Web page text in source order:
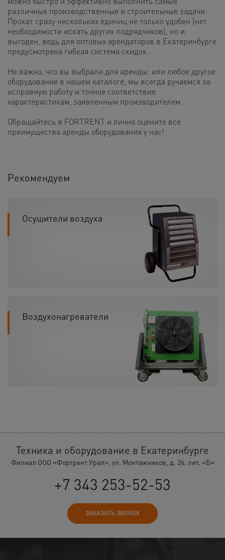
различные производственные и строительные задачи.
Прокат сразу нескольких единиц не только удобен (нет
необходимости искать других подрядчиков), но и
выгоден, ведь для оптовых арендаторов в Екатеринбурге
предусмотрена гибкая система скидок.
Не важно, что вы выбрали для аренды: или любое другое
оборудование в нашем каталоге, мы всегда ручаемся за
исправную работу и точное соответствие
характеристикам, заявленным производителем.
Обращайтесь в FORTRENT и лично оцените все
преимущества аренды оборудования у нас!
Рекомендуем
Осушители воздуха
Воздухонагреватели
Техника и оборудование в Екатеринбурге
Филиал ООО «Фортрент Урал», ул. Монтажников, д. 26, лит. «Б»
+7 343 253-52-53
ЗАКАЗАТЬ ЗВОНОК